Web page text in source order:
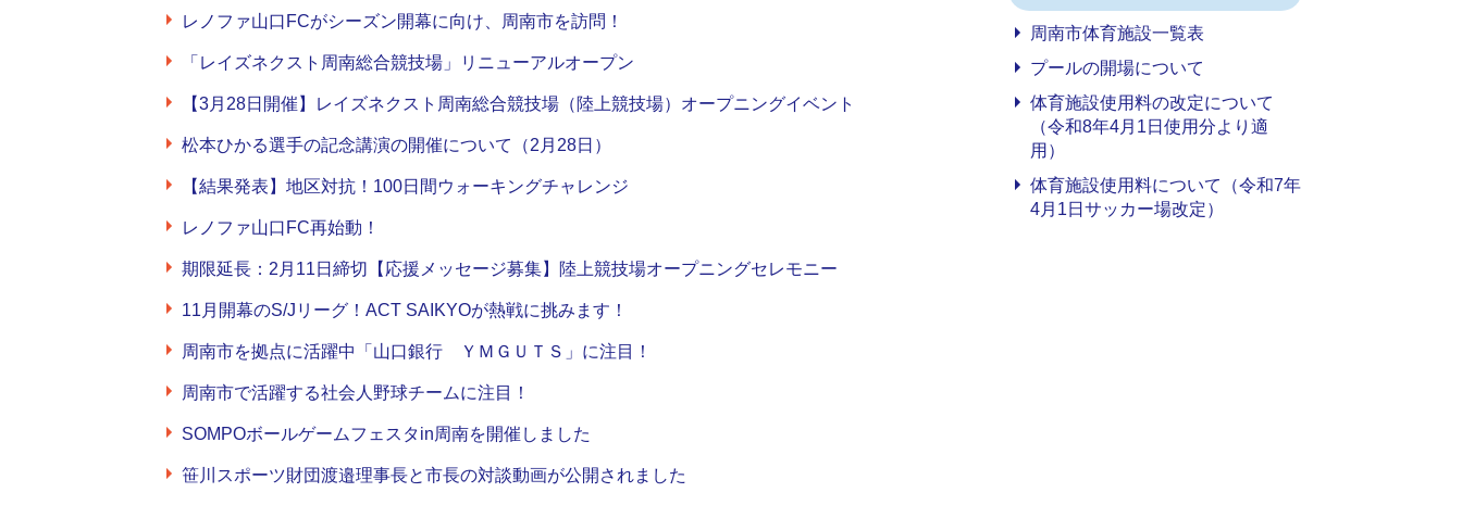
レノファ山口FCがシーズン開幕に向け、周南市を訪問！
「レイズネクスト周南総合競技場」リニューアルオープン
【3月28日開催】レイズネクスト周南総合競技場（陸上競技場）オープニングイベント
松本ひかる選手の記念講演の開催について（2月28日）
【結果発表】地区対抗！100日間ウォーキングチャレンジ
レノファ山口FC再始動！
期限延長：2月11日締切【応援メッセージ募集】陸上競技場オープニングセレモニー
11月開幕のS/Jリーグ！ACT SAIKYOが熱戦に挑みます！
周南市を拠点に活躍中「山口銀行 ＹＭＧＵＴＳ」に注目！
周南市で活躍する社会人野球チームに注目！
SOMPOボールゲームフェスタin周南を開催しました
笹川スポーツ財団渡邉理事長と市長の対談動画が公開されました
周南市体育施設一覧表
プールの開場について
体育施設使用料の改定について
（令和8年4月1日使用分より適
用）
体育施設使用料について（令和7年
4月1日サッカー場改定）